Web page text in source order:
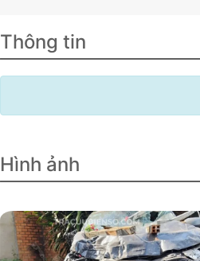
Thông tin
Hình ảnh